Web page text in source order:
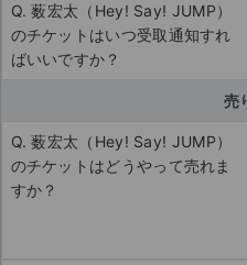
Q. 薮宏太（Hey! Say! JUMP）
のチケットはいつ受取通知すれ
ばいいですか？
売
Q. 薮宏太（Hey! Say! JUMP）
のチケットはどうやって売れま
すか？